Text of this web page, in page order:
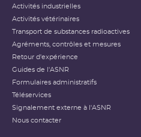
Activités industrielles
Activités vétérinaires
Transport de substances radioactives
Agréments, contrôles et mesures
Retour d'expérience
Guides de l'ASNR
Formulaires administratifs
Téléservices
Signalement externe à l'ASNR
Nous contacter